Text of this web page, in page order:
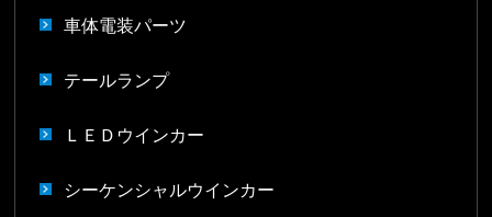
車体電装パーツ
テールランプ
ＬＥＤウインカー
シーケンシャルウインカー